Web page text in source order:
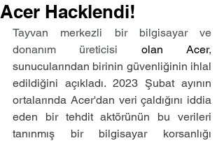
Acer Hacklendi!
Tayvan merkezli bir bilgisayar ve
donanım üreticisi olan Acer,
sunucularından birinin güvenliğinin ihlal
edildiğini açıkladı. 2023 Şubat ayının
ortalarında Acer'dan veri çaldığını iddia
eden bir tehdit aktörünün bu verileri
tanınmış bir bilgisayar korsanlığı